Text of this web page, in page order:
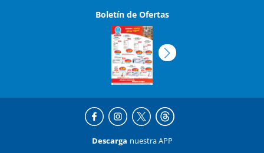
Boletín de Ofertas
Descarga nuestra APP